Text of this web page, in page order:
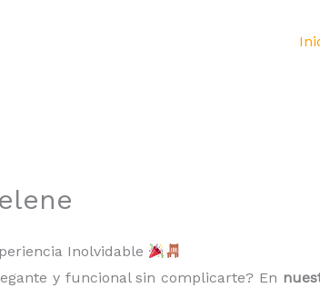
Inolvidable
y funcional sin complicarte? En